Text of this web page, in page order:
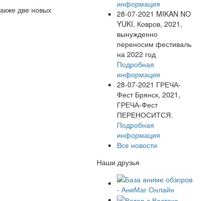
две новых
информация
28-07-2021 MIKAN NO
YUKI, Ковров, 2021,
вынужденно
переносим фестиваль
на 2022 год
Подробная
информация
28-07-2021 ГРЕЧА-
Фест Брянск, 2021,
ГРЕЧА-Фест
ПЕРЕНОСИТСЯ.
Подробная
информация
Все новости
Наши друзья